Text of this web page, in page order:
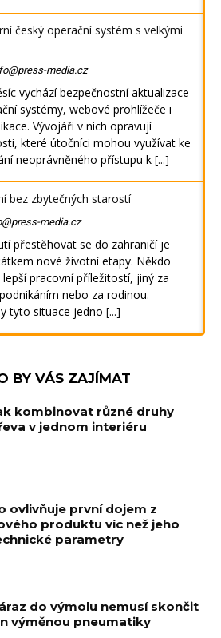
český operační systém s velkými
media.cz
vychází bezpečnostní aktualizace
systémy, webové prohlížeče i
Vývojáři v nich opravují
které útočníci mohou využívat ke
neoprávněného přístupu k [...]
bez zbytečných starostí
media.cz
přestěhovat se do zahraničí je
nové životní etapy. Někdo
pracovní příležitostí, jiný za
nebo za rodinou.
tyto situace jedno [...]
BY VÁS ZAJÍMAT
kombinovat různé druhy
v jednom interiéru
ovlivňuje první dojem z
produktu víc než jeho
parametry
do výmolu nemusí skončit
výměnou pneumatiky